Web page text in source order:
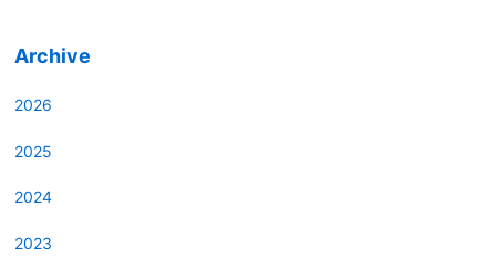
Archive
2026
2025
2024
2023